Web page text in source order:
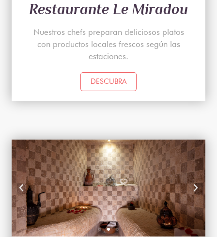
Restaurante Le Miradou
Nuestros chefs preparan deliciosos platos
con productos locales frescos según las
estaciones.
DESCUBRA